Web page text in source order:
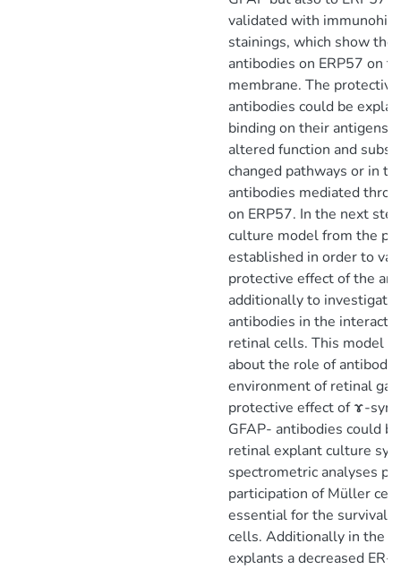
validated with
stainings, which show the
antibodies on ERP57 on
membrane. The
antibodies could be
binding on their antigens
altered function and
changed pathways or in
antibodies mediated
on ERP57. In the next
culture model from the
established in order to
protective effect of the
additionally to investigate
antibodies in the
retinal cells. This model
about the role of
environment of retinal
protective effect of ɤ-
GFAP- antibodies could
retinal explant culture
spectrometric analyses
participation of Müller
essential for the survival
cells. Additionally in the
explants a decreased ER-